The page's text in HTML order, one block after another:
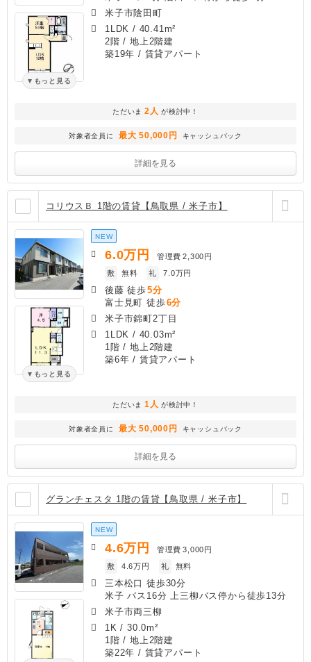
もっと見る
米子市陰田町
1LDK / 40.41m²
2階 / 地上2階建
築19年 / 賃貸アパート
ただいま 2人 が検討中！
対象者全員に 最大 50,000円 キャッシュバック
詳細を見る
コリウスＢ 1階の賃貸【鳥取県 / 米子市】
もっと見る
NEW
6.0万円 管理費 2,300円
敷
無料 礼 7.0万円
後藤 徒歩5分
富士見町 徒歩6分
米子市錦町2丁目
1LDK / 40.03m²
1階 / 地上2階建
築6年 / 賃貸アパート
ただいま 1人 が検討中！
対象者全員に 最大 50,000円 キャッシュバック
詳細を見る
グランチェスタ 1階の賃貸【鳥取県 / 米子市】
NEW
4.6万円 管理費 3,000円
敷
4.6万円 礼 無料
三本松口 徒歩30分
米子 バス16分 上三柳バス停から徒歩13分
米子市両三柳
1K /30.0m²
1階 / 地上2階建
築22年 / 賃貸アパート